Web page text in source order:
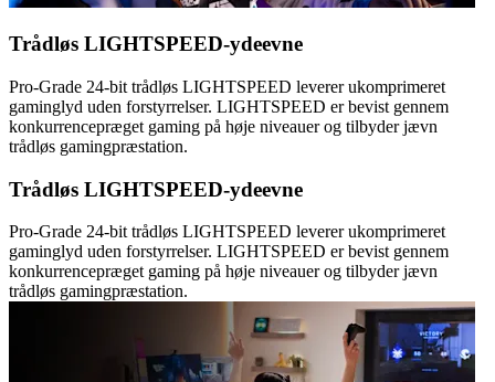
Trådløs LIGHTSPEED-ydeevne
Pro-Grade 24-bit trådløs LIGHTSPEED leverer ukomprimeret
gaminglyd uden forstyrrelser. LIGHTSPEED er bevist gennem
konkurrencepræget gaming på høje niveauer og tilbyder jævn
trådløs gamingpræstation.
Trådløs LIGHTSPEED-ydeevne
Pro-Grade 24-bit trådløs LIGHTSPEED leverer ukomprimeret
gaminglyd uden forstyrrelser. LIGHTSPEED er bevist gennem
konkurrencepræget gaming på høje niveauer og tilbyder jævn
trådløs gamingpræstation.